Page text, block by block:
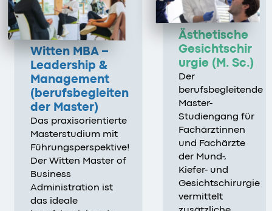
Witten MBA –
Leadership &
Management
(berufsbegleiten
der Master)
Das praxisorientierte
Masterstudium mit
Führungsperspektive!
Der Witten Master of
Business
Administration ist
das ideale
Ästhetische
Gesichtschir
urgie (M. Sc.)
Der
berufsbegleitende
Master-
Studiengang für
Fachärztinnen
und Fachärzte
der Mund-,
Kiefer- und
Gesichtschirurgie
vermittelt